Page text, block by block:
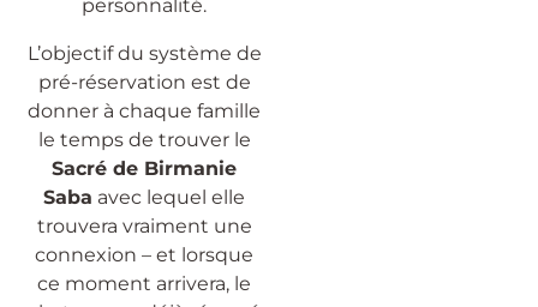
personnalité.
L’objectif du système de
pré-réservation est de
donner à chaque famille
le temps de trouver le
Sacré de Birmanie
Saba avec lequel elle
trouvera vraiment une
connexion – et lorsque
ce moment arrivera, le